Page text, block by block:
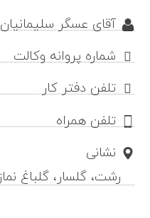
آقای عسگر سلیمانیان
شماره پروانه وکالت
تلفن دفتر کار
تلفن همراه
نشانی